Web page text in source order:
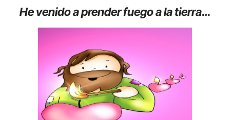
He venido a prender fuego a la tierra…